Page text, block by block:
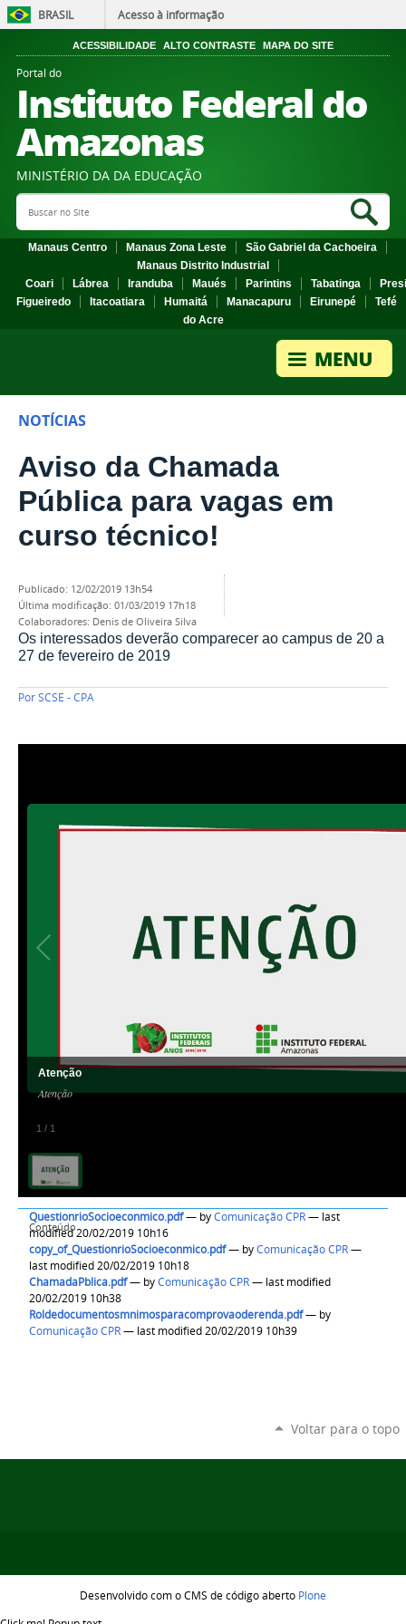
BRASIL Acesso à informação
ACESSIBILIDADE ALTO CONTRASTE MAPA DO SITE
Portal do
Instituto Federal do
Amazonas
MINISTÉRIO DA DA EDUCAÇÃO
Search Site
Manaus Centro Manaus Zona Leste
São Gabriel da Cachoeira
Manaus Distrito Industrial
Coari
Lábrea Iranduba Maués Parintins Tabatinga
Figueiredo
Itacoatiara Humaitá Manacapuru Eirunepé
Tefé
do Acre
NOTÍCIAS
Aviso da Chamada
Pública para vagas em
curso técnico!
publicado: 12/02/2019 13h54
última modificação: 01/03/2019 17h18
Colaboradores: Denis de Oliveira Silva
Os interessados deverão comparecer ao campus de 20 a
27 de fevereiro de 2019
PorSCSE - CPA
1 / 1
Atenção
Atenção
Conteúdo
QuestionrioSocioeconmico.pdf— byComunicação CPR— last
modified 20/02/2019 10h16
copy_of_QuestionrioSocioeconmico.pdf— byComunicação CPR—
last modified 20/02/2019 10h18
ChamadaPblica.pdf— byComunicação CPR— last modified
20/02/2019 10h38
Roldedocumentosmnimosparacomprovaoderenda.pdf— by
Comunicação CPR
— last modified 20/02/2019 10h39
Voltar para o topo
Desenvolvido com o CMS de código aberto Plone